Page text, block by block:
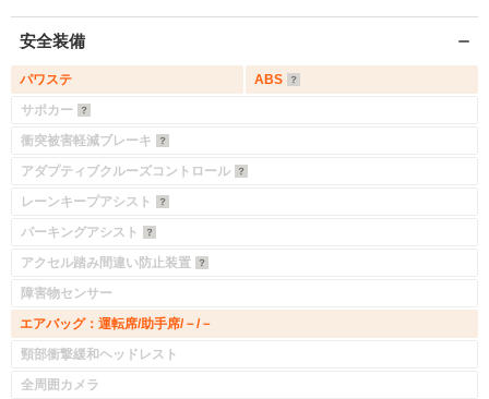
安全装備
パワステ
ABS
サポカー
衝突被害軽減ブレーキ
アダプティブクルーズコントロール
レーンキープアシスト
パーキングアシスト
アクセル踏み間違い防止装置
障害物センサー
エアバッグ：運転席/助手席/－/－
頸部衝撃緩和ヘッドレスト
全周囲カメラ